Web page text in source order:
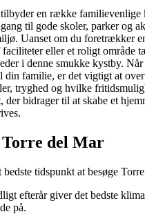
en række familievenlige
til gode skoler, parker og
Uanset om du foretrækker
faciliteter eller et roligt område
i denne smukke kystby.
din familie, er det vigtigt at
tryghed og hvilke
der bidrager til at skabe et
del Mar
tidspunkt at besøge
efterår giver det bedste
på.